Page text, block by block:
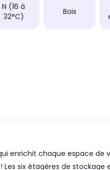
N (16 à
32°C)
Bois
enrichit chaque espace de